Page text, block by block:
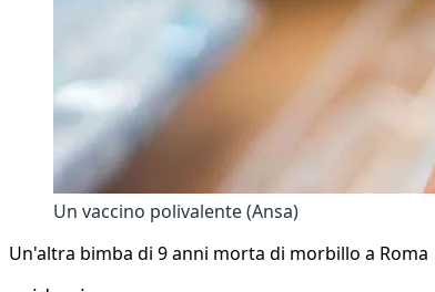
Un vaccino polivalente (Ansa)
Un'altra bimba di 9 anni morta di morbillo a Roma